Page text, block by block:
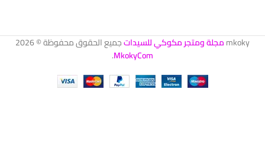
mkokyمجلة ومتجر مكوكي للسيداتجميع الحقوق محفوظة © 2026
MkokyCom
.